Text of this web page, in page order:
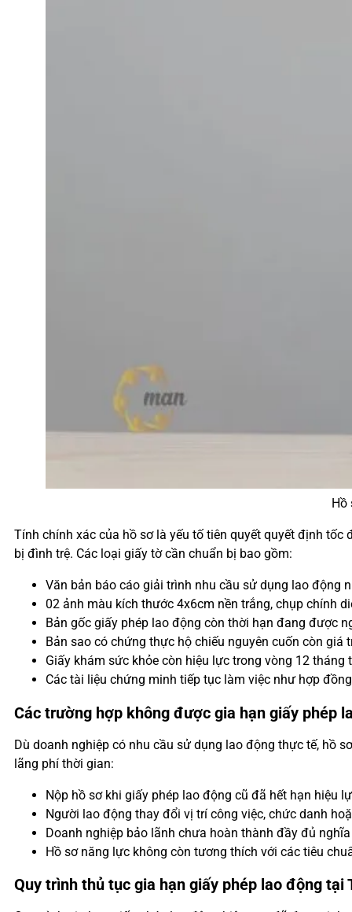
Hồ
Tính chính xác của hồ sơ là yếu tố tiên quyết quyết định
bị đình trệ. Các loại giấy tờ cần chuẩn bị bao gồm:
Văn bản báo cáo giải trình nhu cầu sử dụng lao động
02 ảnh màu kích thước 4x6cm nền trắng, chụp chính
Bản gốc giấy phép lao động còn thời hạn đang được
Bản sao có chứng thực hộ chiếu nguyên cuốn còn
Giấy khám sức khỏe còn hiệu lực trong vòng 12
Các tài liệu chứng minh tiếp tục làm việc như hợp
Các trường hợp không được gia hạn giấy phép
Dù doanh nghiệp có nhu cầu sử dụng lao động thực tế, hồ
lãng phí thời gian:
Nộp hồ sơ khi giấy phép lao động cũ đã hết hạn hiệu
Người lao động thay đổi vị trí công việc, chức danh
Doanh nghiệp bảo lãnh chưa hoàn thành đầy đủ
Hồ sơ năng lực không còn tương thích với các tiêu
Quy trình thủ tục gia hạn giấy phép lao động tại